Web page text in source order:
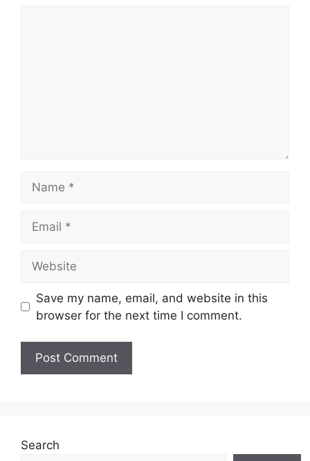
Save my name, email, and website in this
browser for the next time I comment.
Search